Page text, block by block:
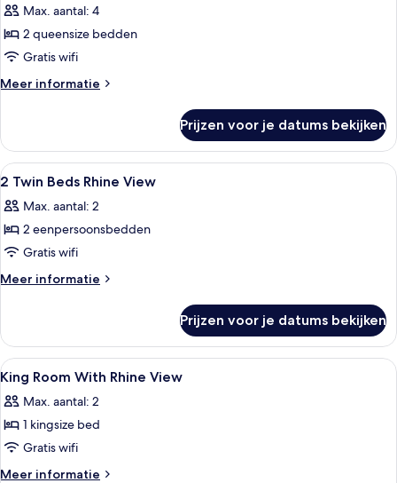
voor
Room,
2
Queen
Max. aantal: 4
2 queensize bedden
Gratis wifi
Meer informatie
Meer
2
Queen
Beds
Prijzen voor je datums bekijken
Alle
foto's
voor
2
Twin
Beds
laden
Luxe beddengoed, donzen
6
2 Twin Beds Rhine View
Max. aantal: 2
2 eenpersoonsbedden
Gratis wifi
Meer informatie
Meer
Twin
Beds
Rhine
View
Prijzen voor je datums bekijken
Alle
foto's
voor
King
Room
With
Luxe beddengoed, donzen
7
King Room With Rhine View
Max. aantal: 2
1 kingsize bed
Gratis wifi
Meer informatie
Meer